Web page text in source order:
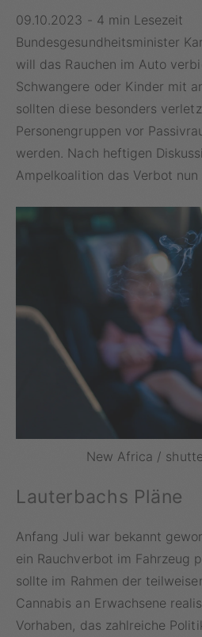
09.10.2023 - 4 min Lesezeit
Bundesgesundheitsminister
will das Rauchen im Auto
Schwangere oder Kinder mit
sollten diese besonders
Personengruppen vor
werden. Nach heftigen
Ampelkoalition das Verbot
New Africa /
Lauterbachs Pläne
Anfang Juli war bekannt
ein Rauchverbot im Fahrzeug
sollte im Rahmen der
Cannabis an Erwachsene
Vorhaben, das zahlreiche